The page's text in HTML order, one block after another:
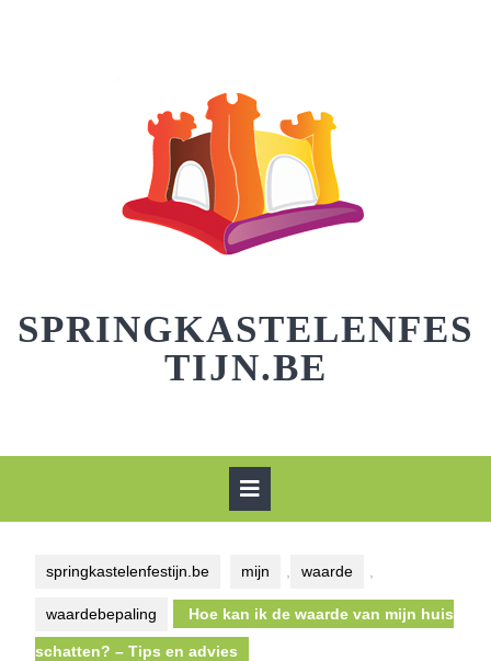
SPRINGKASTELENFES
TIJN.BE
springkastelenfestijn.be mijn waarde
waardebepaling Hoe kan ik de waarde van mijn huis
schatten? – Tips en advies